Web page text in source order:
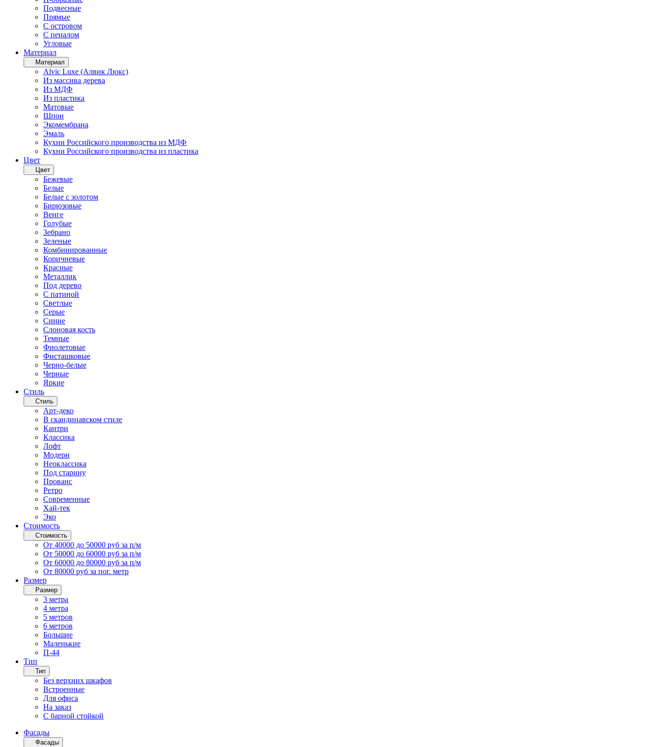
Подвесные
Прямые
С островом
С пеналом
Угловые
Материал
Материал
Alvic Luxe (Алвик Люкс)
Из массива дерева
Из МДФ
Из пластика
Матовые
Шпон
Экомембрана
Эмаль
Кухни Российского производства из МДФ
Кухни Российского производства из пластика
Цвет
Цвет
Бежевые
Белые
Белые с золотом
Бирюзовые
Венге
Голубые
Зебрано
Зеленые
Комбинированные
Коричневые
Красные
Металлик
Под дерево
С патиной
Светлые
Серые
Синие
Слоновая кость
Темные
Фиолетовые
Фисташковые
Черно-белые
Черные
Яркие
Стиль
Стиль
Арт-деко
В скандинавском стиле
Кантри
Классика
Лофт
Модерн
Неоклассика
Под старину
Прованс
Ретро
Современные
Хай-тек
Эко
Стоимость
Стоимость
От 40000 до 50000 руб за п/м
От 50000 до 60000 руб за п/м
От 60000 до 80000 руб за п/м
От 80000 руб за пог. метр
Размер
Размер
3 метра
4 метра
5 метров
6 метров
Большие
Маленькие
П-44
Тип
Тип
Без верхних шкафов
Встроенные
Для офиса
На заказ
С барной стойкой
Фасады
Фасады